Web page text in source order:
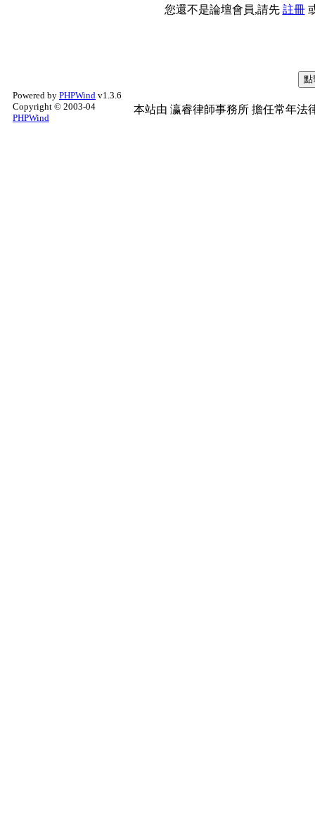
您還不是論壇會員,請先 註冊
Powered by PHPWind v1.3.6
Copyright © 2003-04
PHPWind
本站由 瀛睿律師事務所 擔任常年法